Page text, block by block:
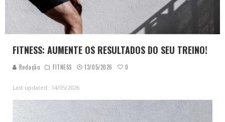
FITNESS: AUMENTE OS RESULTADOS DO SEU TREINO!
Redação FITNESS 13/05/2026 0
Last updated: 14/05/2026